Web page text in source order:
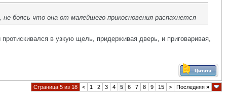
боясь что она от малейшего прикосновения распахнется
в узкую щель, придерживая дверь, и приговаривая,
Страница 5 из 18 < 1 2 3 4 5 6 7 8 9 15 > Последняя »